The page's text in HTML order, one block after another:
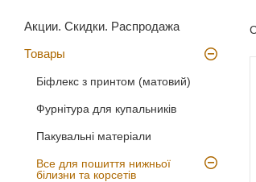
Акции. Скидки. Распродажа
Товары
Біфлекс з принтом (матовий)
Фурнітура для купальників
Пакувальні матеріали
Все для пошиття нижньої
білизни та корсетів